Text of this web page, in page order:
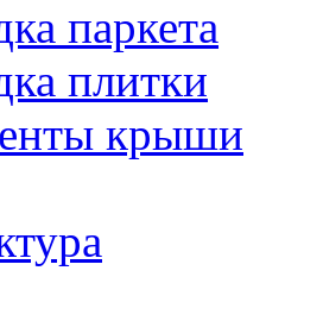
паркета
плитки
крыши